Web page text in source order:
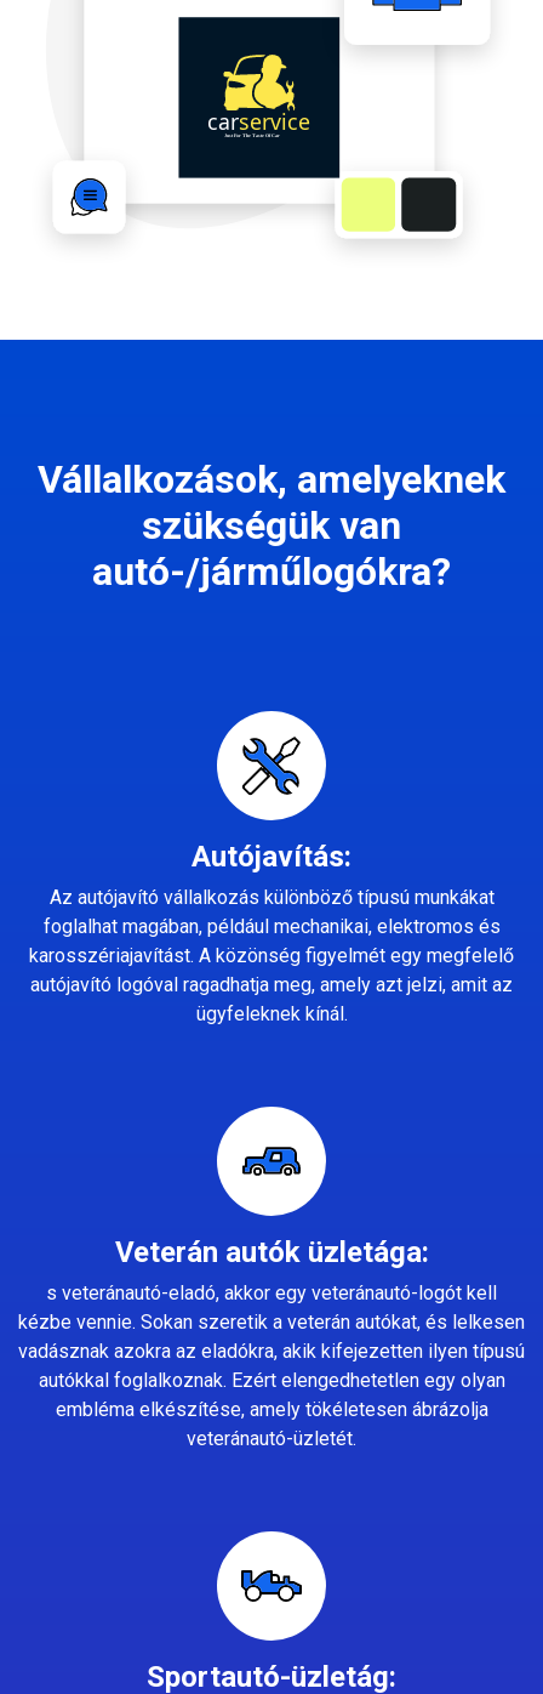
Vállalkozások, amelyeknek
szükségük van
autó-/járműlogókra?
Autójavítás:
Az autójavító vállalkozás különböző típusú munkákat
foglalhat magában, például mechanikai, elektromos és
karosszériajavítást. A közönség figyelmét egy megfelelő
autójavító logóval ragadhatja meg, amely azt jelzi, amit az
ügyfeleknek kínál.
Veterán autók üzletága:
s veteránautó-eladó, akkor egy veteránautó-logót kell
kézbe vennie. Sokan szeretik a veterán autókat, és lelkesen
vadásznak azokra az eladókra, akik kifejezetten ilyen típusú
autókkal foglalkoznak. Ezért elengedhetetlen egy olyan
embléma elkészítése, amely tökéletesen ábrázolja
veteránautó-üzletét.
Sportautó-üzletág: